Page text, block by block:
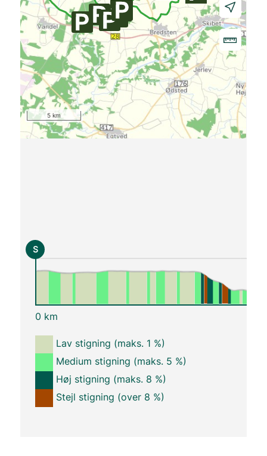
5 km
S
0 km
Lav stigning (maks. 1 %)
Medium stigning (maks. 5 %)
Høj stigning (maks. 8 %)
Stejl stigning (over 8 %)